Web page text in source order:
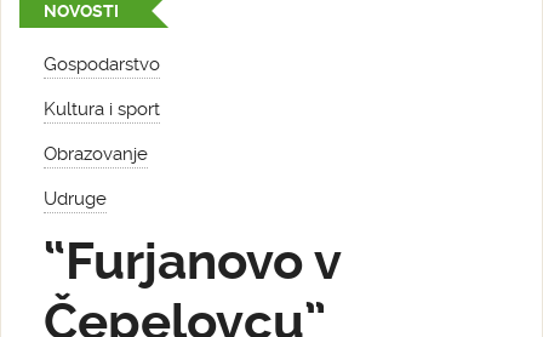
NOVOSTI
Gospodarstvo
Kultura i sport
Obrazovanje
Udruge
“Furjanovo v
Čepelovcu”